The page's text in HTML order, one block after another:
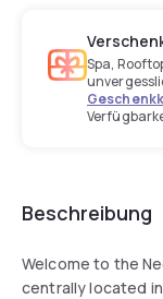
Spa,
Beschreibung
Welcome to the
centrally located